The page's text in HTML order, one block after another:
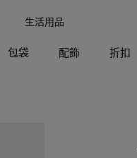
生活用品
包袋 配飾 折扣